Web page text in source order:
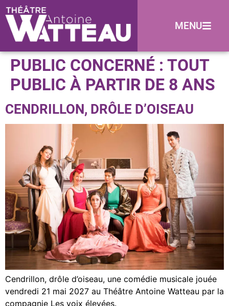
MENU
PUBLIC CONCERNÉ : TOUT
PUBLIC À PARTIR DE 8 ANS
CENDRILLON, DRÔLE D’OISEAU
Cendrillon, drôle d’oiseau, une comédie musicale jouée
vendredi 21 mai 2027 au Théâtre Antoine Watteau par la
compagnie Les voix élevées.